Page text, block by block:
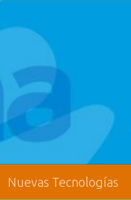
Nuevas Tecnologías